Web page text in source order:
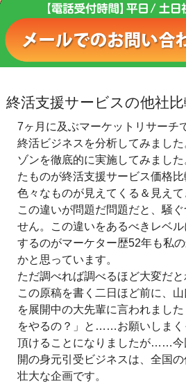
終活支援サービスの他社
7ヶ月に及ぶマーケットリサーチ
終活ビジネスを分析してみまし
ゾンを徹底的に実施してみまし
たものが終活支援サービス価格
色々なものが見えてくる＆見えて
この違いが問題だ問題だと、騒
せん。この違いをあるべきレベ
するのがマーケター歴52年も私
かと思っています。
ただ調べれば調べるほど大変だと
この原稿を書く二日ほど前に、
を展開中の大先輩に言われまし
をやるの？」と……お願いしまく
頂けることになりましたが……今
開の身元引受ビジネスは、全国
壮大な企画です。